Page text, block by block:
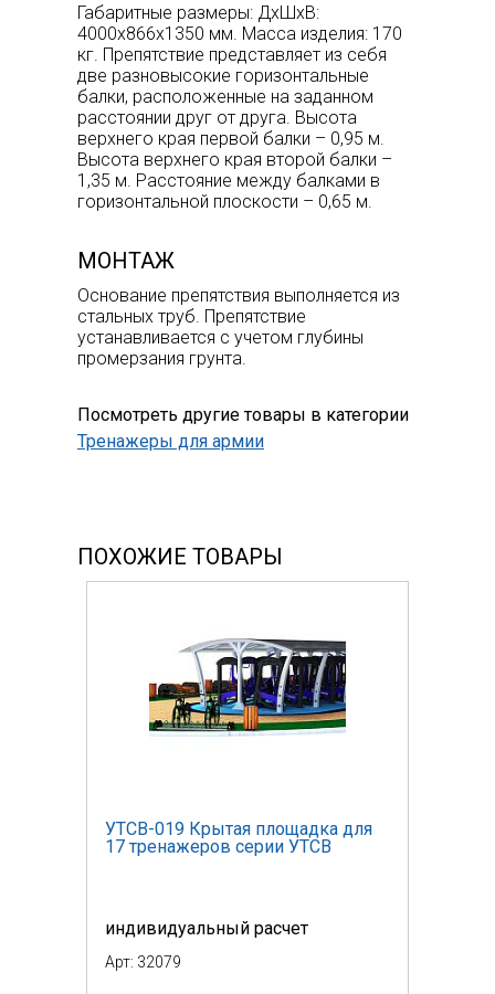
Габаритные размеры: ДхШхВ:
4000х866х1350 мм. Масса изделия: 170
кг. Препятствие представляет из себя
две разновысокие горизонтальные
балки, расположенные на заданном
расстоянии друг от друга. Высота
верхнего края первой балки – 0,95 м.
Высота верхнего края второй балки –
1,35 м. Расстояние между балками в
горизонтальной плоскости – 0,65 м.
МОНТАЖ
Основание препятствия выполняется из
стальных труб. Препятствие
устанавливается с учетом глубины
промерзания грунта.
Посмотреть другие товары в категории
Тренажеры для армии
ПОХОЖИЕ ТОВАРЫ
УТСВ-019 Крытая площадка для
17 тренажеров серии УТСВ
индивидуальный расчет
Арт: 32079